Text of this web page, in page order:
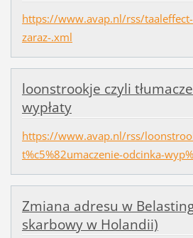
https://www.avap.nl/rss/
zaraz-.xml
loonstrookje czyli
wypłaty
https://www.avap.nl/rss/
t%c5%82umaczenie-odcinka-
Zmiana adresu w
skarbowy w Holandii)